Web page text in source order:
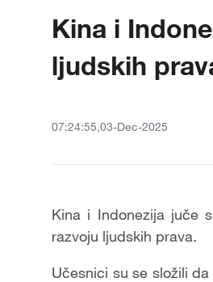
Kina i
ljudskih
07:24:55,03-Dec-2025
Kina i Indonezija juče
razvoju ljudskih prava.
Učesnici su se složili